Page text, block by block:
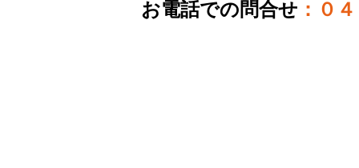
お電話での問合せ ：０